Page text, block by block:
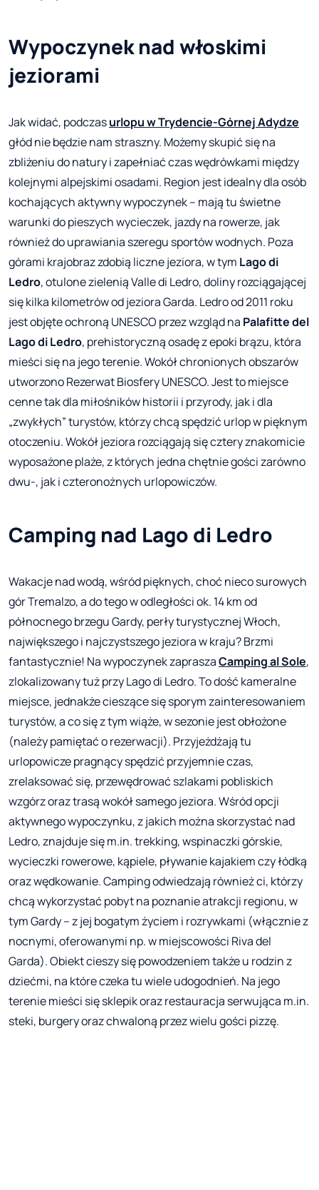
Wypoczynek nad włoskimi
jeziorami
Jak widać, podczasurlopu w Trydencie-Górnej Adydze
głód nie będzie nam straszny. Możemy skupić się na
zbliżeniu do natury i zapełniać czas wędrówkami między
kolejnymi alpejskimi osadami. Region jest idealny dla osób
kochających aktywny wypoczynek – mają tu świetne
warunki do pieszych wycieczek, jazdy na rowerze, jak
również do uprawiania szeregu sportów wodnych. Poza
górami krajobraz zdobią liczne jeziora, w tym Lago di
Ledro, otulone zielenią Valle di Ledro, doliny rozciągającej
się kilka kilometrów od jeziora Garda. Ledro od 2011 roku
jest objęte ochroną UNESCO przez wzgląd na Palafitte del
Lago di Ledro, prehistoryczną osadę z epoki brązu, która
mieści się na jego terenie. Wokół chronionych obszarów
utworzono Rezerwat Biosfery UNESCO. Jest to miejsce
cenne tak dla miłośników historii i przyrody, jak i dla
„zwykłych” turystów, którzy chcą spędzić urlop w pięknym
otoczeniu. Wokół jeziora rozciągają się cztery znakomicie
wyposażone plaże, z których jedna chętnie gości zarówno
dwu-, jak i czteronożnych urlopowiczów.
Camping nad Lago di Ledro
Wakacje nad wodą, wśród pięknych, choć nieco surowych
gór Tremalzo, a do tego w odległości ok. 14 km od
północnego brzegu Gardy, perły turystycznej Włoch,
największego i najczystszego jeziora w kraju? Brzmi
fantastycznie! Na wypoczynek zapraszaCamping al Sole,
zlokalizowany tuż przy Lago di Ledro. To dość kameralne
miejsce, jednakże cieszące się sporym zainteresowaniem
turystów, a co się z tym wiąże, w sezonie jest obłożone
(należy pamiętać o rezerwacji). Przyjeżdżają tu
urlopowicze pragnący spędzić przyjemnie czas,
zrelaksować się, przewędrować szlakami pobliskich
wzgórz oraz trasą wokół samego jeziora. Wśród opcji
aktywnego wypoczynku, z jakich można skorzystać nad
Ledro, znajduje się m.in. trekking, wspinaczki górskie,
wycieczki rowerowe, kąpiele, pływanie kajakiem czy łódką
oraz wędkowanie. Camping odwiedzają również ci, którzy
chcą wykorzystać pobyt na poznanie atrakcji regionu, w
tym Gardy – z jej bogatym życiem i rozrywkami (włącznie z
nocnymi, oferowanymi np. w miejscowości Riva del
Garda). Obiekt cieszy się powodzeniem także u rodzin z
dziećmi, na które czeka tu wiele udogodnień. Na jego
terenie mieści się sklepik oraz restauracja serwująca m.in.
steki, burgery oraz chwaloną przez wielu gości pizzę.